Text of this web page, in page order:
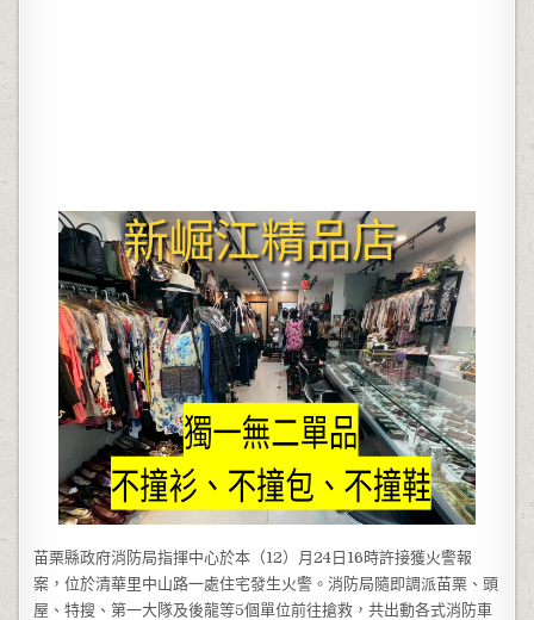
苗栗縣政府消防局指揮中心於本（12）月24日16時許接獲火警報
案，位於清華里中山路一處住宅發生火警。消防局隨即調派苗栗、頭
屋、特搜、第一大隊及後龍等5個單位前往搶救，共出動各式消防車